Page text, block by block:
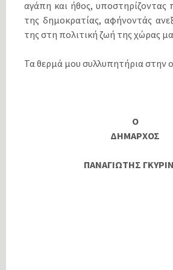
αγάπη και ήθος, υποστηρίζοντας
της δημοκρατίας, αφήνοντάς
της στη πολιτική ζωή της χώρας
Τα θερμά μου συλλυπητήρια στην
Ο
ΔΗΜΑΡΧΟΣ
ΠΑΝΑΓΙΩΤΗΣ